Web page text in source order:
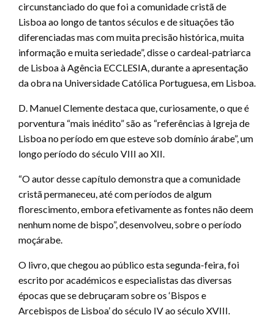
circunstanciado do que foi a comunidade cristã de
Lisboa ao longo de tantos séculos e de situações tão
diferenciadas mas com muita precisão histórica, muita
informação e muita seriedade”, disse o cardeal-patriarca
de Lisboa à Agência ECCLESIA, durante a apresentação
da obra na Universidade Católica Portuguesa, em Lisboa.
D. Manuel Clemente destaca que, curiosamente, o que é
porventura “mais inédito” são as “referências à Igreja de
Lisboa no período em que esteve sob domínio árabe”, um
longo período do século VIII ao XII.
“O autor desse capítulo demonstra que a comunidade
cristã permaneceu, até com períodos de algum
florescimento, embora efetivamente as fontes não deem
nenhum nome de bispo”, desenvolveu, sobre o período
moçárabe.
O livro, que chegou ao público esta segunda-feira, foi
escrito por académicos e especialistas das diversas
épocas que se debruçaram sobre os ‘Bispos e
Arcebispos de Lisboa’ do século IV ao século XVIII.